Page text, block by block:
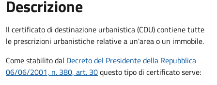
Descrizione
Il certificato di destinazione urbanistica (CDU) contiene tutte
le prescrizioni urbanistiche relative a un'area o un immobile.
Come stabilito dal Decreto del Presidente della Repubblica
06/06/2001, n. 380, art. 30questo tipo di certificato serve: